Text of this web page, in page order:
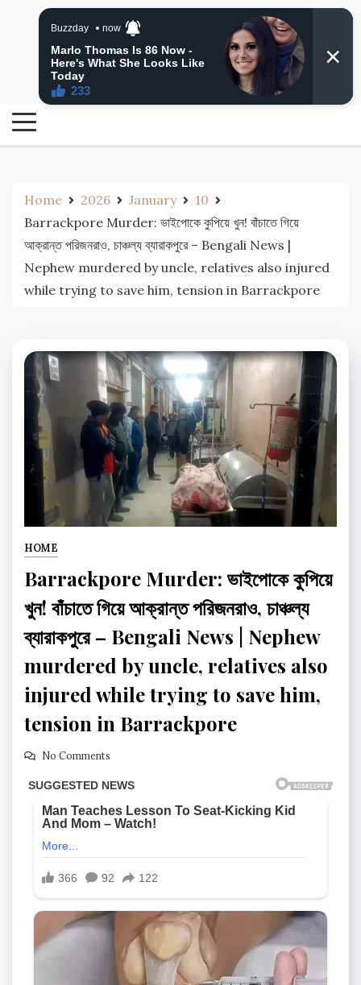
24 Ghanta Bangla News
24 Ghanta Bengali News
Home 2026 January
10
Barrackpore Murder: ভাইপোকে কুপিয়ে খুন! বাঁচাতে গিয়ে
আক্রান্ত পরিজনরাও, চাঞ্চল্য ব্যারাকপুরে – Bengali News |
Nephew murdered by uncle, relatives also injured
while trying to save him, tension in Barrackpore
HOME
Barrackpore Murder: ভাইপোকে কুপিয়ে
খুন! বাঁচাতে গিয়ে আক্রান্ত পরিজনরাও, চাঞ্চল্য
ব্যারাকপুরে – Bengali News | Nephew
murdered by uncle, relatives also
injured while trying to save him,
tension in Barrackpore
No Comments